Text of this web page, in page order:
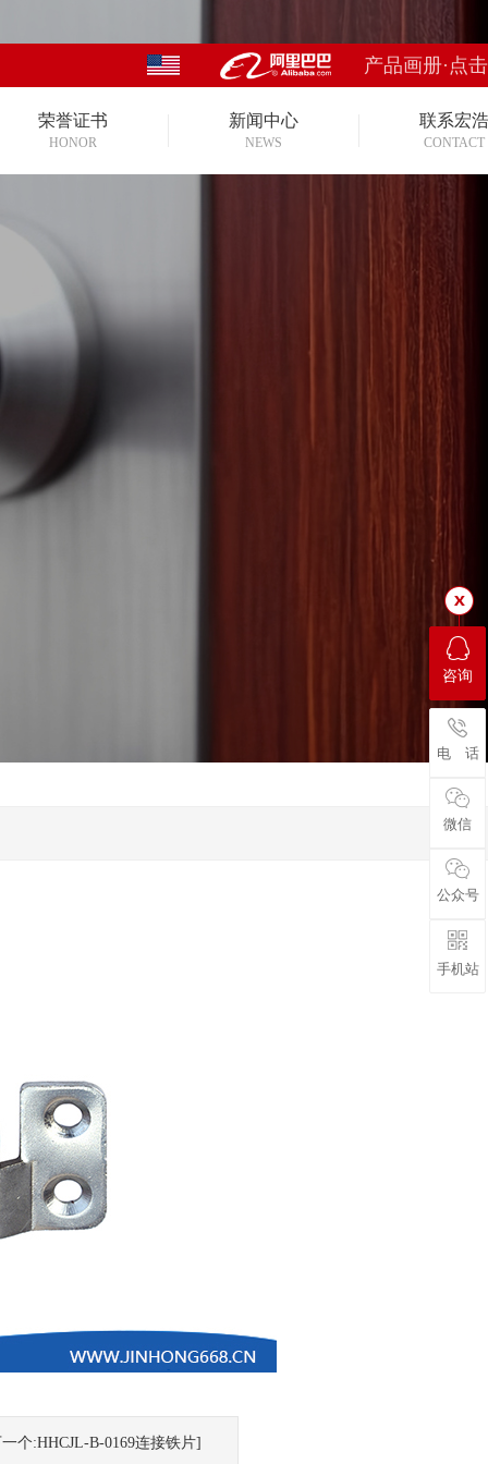
产品画册·点
荣誉证书
HONOR
新闻中心
NEWS
联系宏浩
CONTACT
个:HHCJL-B-0169连接铁片]
咨询
电 话
微信
公众号
手机站